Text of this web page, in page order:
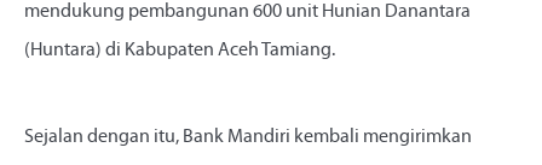
mendukung pembangunan 600 unit Hunian Danantara
(Huntara) di Kabupaten Aceh Tamiang.
Sejalan dengan itu, Bank Mandiri kembali mengirimkan